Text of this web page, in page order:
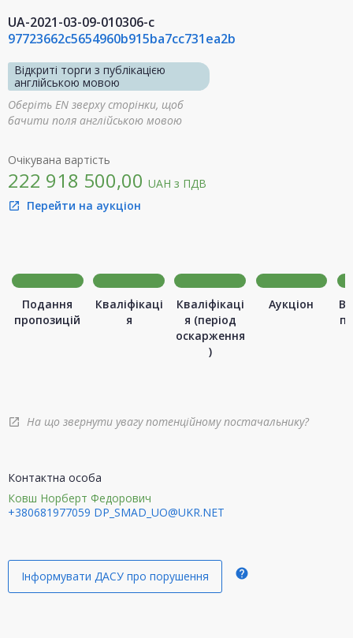
UA-2021-03-09-010306-c
97723662c5654960b915ba7cc731ea2b
Відкриті торги з публікацією
англійською мовою
Оберіть EN зверху сторінки, щоб
бачити поля англійською мовою
Очікувана вартість
222 918 500,00 UAH з ПДВ
open_in_new Перейти на аукціон
Подання
пропозицій
Кваліфікаці
я
Кваліфікаці
я (період
оскарження
)
Аукціон
open_in_new На що звернути увагу потенційному постачальнику?
Контактна особа
Ковш Норберт Федорович
+380681977059 DP_SMAD_UO@UKR.NET
Інформувати ДАСУ про порушення help